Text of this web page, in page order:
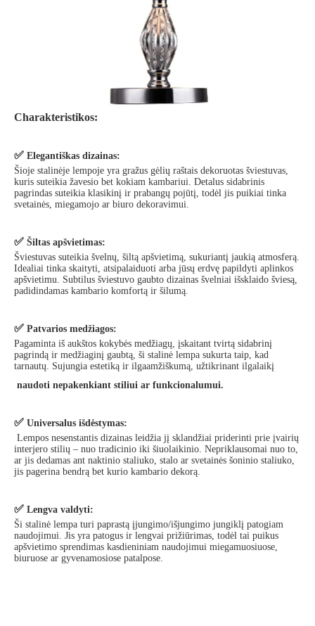
Charakteristikos:
✅ Elegantiškas dizainas:
Šioje stalinėje lempoje yra gražus gėlių raštais dekoruotas šviestuvas,
kuris suteikia žavesio bet kokiam kambariui. Detalus sidabrinis
pagrindas suteikia klasikinį ir prabangų pojūtį, todėl jis puikiai tinka
svetainės, miegamojo ar biuro dekoravimui.
✅ Šiltas apšvietimas:
Šviestuvas suteikia švelnų, šiltą apšvietimą, sukuriantį jaukią atmosferą.
Idealiai tinka skaityti, atsipalaiduoti arba jūsų erdvę papildyti aplinkos
apšvietimu. Subtilus šviestuvo gaubto dizainas švelniai išsklaido šviesą,
padidindamas kambario komfortą ir šilumą.
✅ Patvarios medžiagos:
Pagaminta iš aukštos kokybės medžiagų, įskaitant tvirtą sidabrinį
pagrindą ir medžiaginį gaubtą, ši stalinė lempa sukurta taip, kad
tarnautų. Sujungia estetiką ir ilgaamžiškumą, užtikrinant ilgalaikį
naudoti nepakenkiant stiliui ar funkcionalumui.
✅ Universalus išdėstymas:
Lempos nesenstantis dizainas leidžia jį sklandžiai priderinti prie įvairių
interjero stilių – nuo ​​tradicinio iki šiuolaikinio. Nepriklausomai nuo to,
ar jis dedamas ant naktinio staliuko, stalo ar svetainės šoninio staliuko,
jis pagerina bendrą bet kurio kambario dekorą.
✅ Lengva valdyti:
Ši stalinė lempa turi paprastą įjungimo/išjungimo jungiklį patogiam
naudojimui. Jis yra patogus ir lengvai prižiūrimas, todėl tai puikus
apšvietimo sprendimas kasdieniniam naudojimui miegamuosiuose,
biuruose ar gyvenamosiose patalpose.